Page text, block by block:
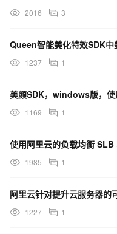
2016 3
1237 1
美颜SDK，windows版，使
1169 1
1985 1
1227 1